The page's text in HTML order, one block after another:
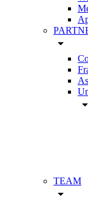
arrow_drop_down
arrow_drop_down
TEAM
arrow_drop_down